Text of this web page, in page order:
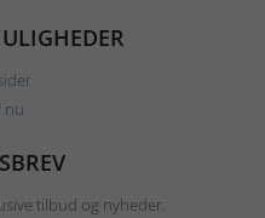
nu
tilbud og nyheder.